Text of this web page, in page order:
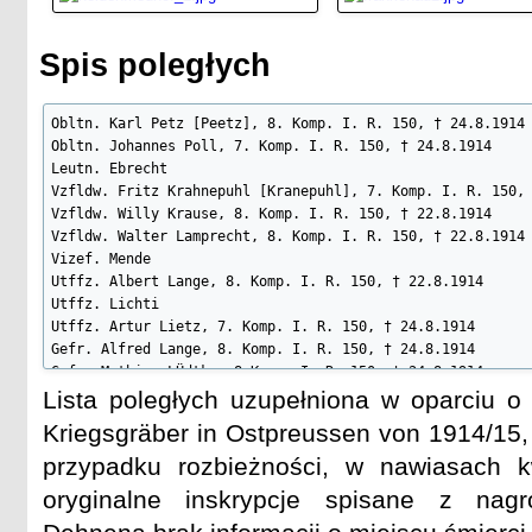
G. LISKOW
P. MONDRY
VOM. F. A. R. 73
KAN. DEMMER
SCZEPANSKI
SEZYSLEWSKI
Spis poległych
Obltn. Karl Petz [Peetz], 8. Komp. I. R. 150, † 24.8.1914
Obltn. Johannes Poll, 7. Komp. I. R. 150, † 24.8.1914
Leutn. Ebrecht
Vzfldw. Fritz Krahnepuhl [Kranepuhl], 7. Komp. I. R. 150,
Vzfldw. Willy Krause, 8. Komp. I. R. 150, † 22.8.1914
Vzfldw. Walter Lamprecht, 8. Komp. I. R. 150, † 22.8.1914
Vizef. Mende
Utffz. Albert Lange, 8. Komp. I. R. 150, † 22.8.1914
Utffz. Lichti
Utffz. Artur Lietz, 7. Komp. I. R. 150, † 24.8.1914
Gefr. Alfred Lange, 8. Komp. I. R. 150, † 24.8.1914
Gefr. Mathias LÜdtke, 8 Komp. I. R. 150, † 24.8.1914
Gefr. Erich Majohr, 6. Komp. I. R. 150, † 24.8.1914
Gefr. August Scharlach, 7. Komp. I. R. 150, † 24.8.1914
Gefr. Aug. Tolksdorf, 8. Komp. I. R. 150, † 24.8.1914
Gefr. Heinr. Wallis, ? Komp. I. R. 150, † 24.8.1914
Gefr. August Wendt, 3. Komp. I. R. 150 [152], † 24.8.1914
Res. Johann Braun, I. R. 150, † 24.8.1914
Lista poległych uzupełniona w oparciu
Kriegsgräber in Ostpreussen von 1914/
przypadku rozbieżności, w nawiasach
oryginalne inskrypcje spisane z